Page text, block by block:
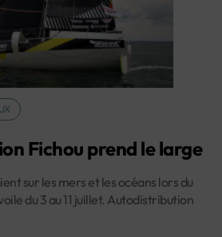
Fichou prend le large
sur les mers et les océans lors du
du 3 au 11 juillet. Autodistribution